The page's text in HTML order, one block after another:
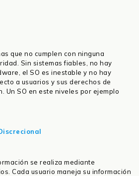
que no cumplen con ninguna
Sin sistemas fiables, no hay
el SO es inestable y no hay
a usuarios y sus derechos de
Un SO en este niveles por ejemplo
se realiza mediante
Cada usuario maneja su información